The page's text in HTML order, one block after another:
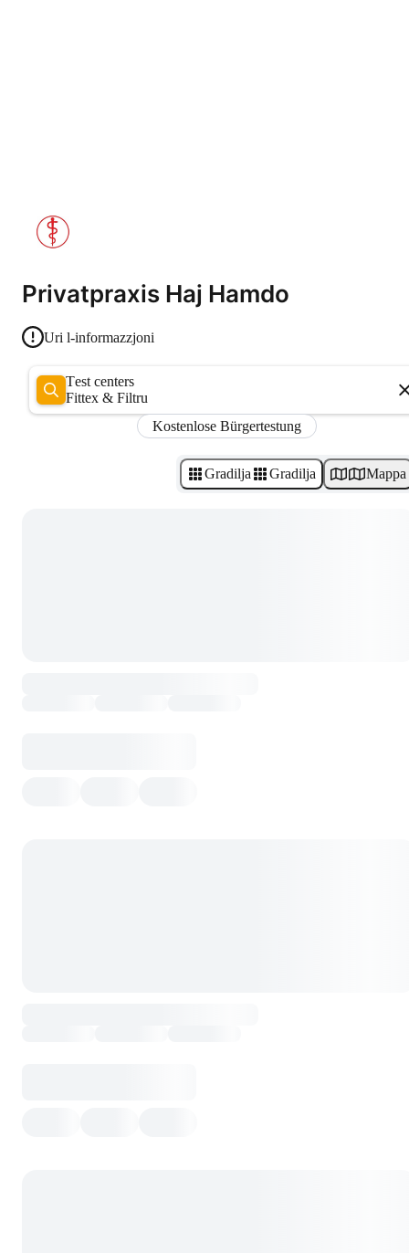
Privatpraxis Haj Hamdo
Uri l-informazzjoni
Test centers
Fittex & Filtru
Kostenlose Bürgertestung
Gradilja Gradilja Mappa